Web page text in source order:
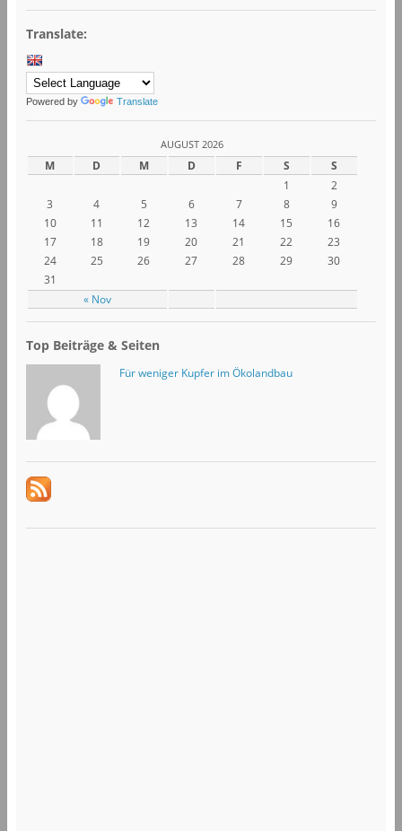
Translate:
Powered by Translate
AUGUST 2026
M D M D F S S
« Nov
1
2
3
4 5 6 7 8
9
10
11 12 13 14 15
16
17
18 19 20 21 22
23
24
25 26 27 28 29
30
31
Top Beiträge & Seiten
Für weniger Kupfer im Ökolandbau